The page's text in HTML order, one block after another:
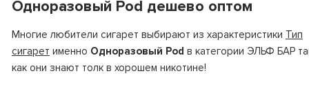
Одноразовый Pod дешево оптом
Многие любители сигарет выбирают из характеристики Тип
сигарет именно Одноразовый Pod в категории ЭЛЬФ БАР
как они знают толк в хорошем никотине!